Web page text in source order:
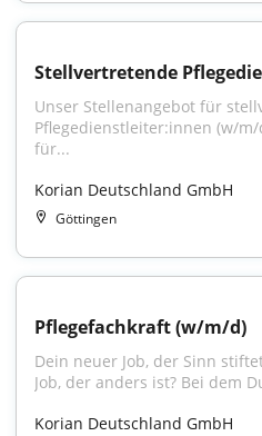
Stellvertretende
Unser Stellenangebot für
Pflegedienstleiter:innen (w/
für...
Korian Deutschland GmbH
Göttingen
Pflegefachkraft (w/m/d)
Dein neuer Job, der Sinn
Job, der anders ist? Bei dem
Korian Deutschland GmbH